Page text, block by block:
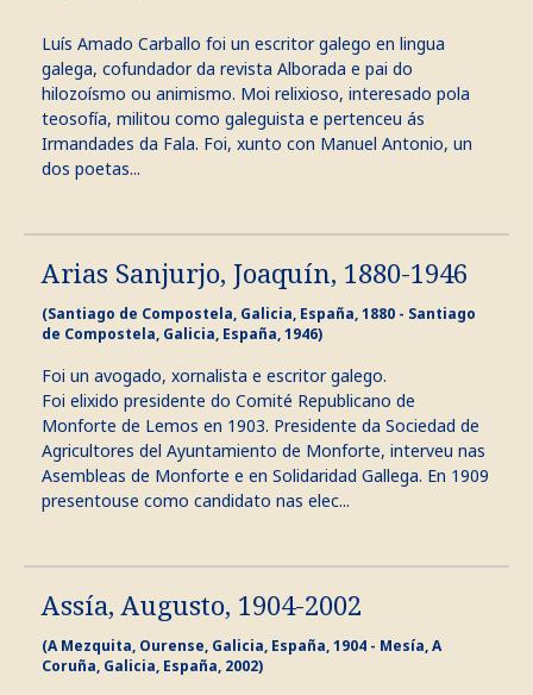
Luís Amado Carballo foi un escritor galego en lingua
galega, cofundador da revista Alborada e pai do
hilozoísmo ou animismo. Moi relixioso, interesado pola
teosofía, militou como galeguista e pertenceu ás
Irmandades da Fala. Foi, xunto con Manuel Antonio, un
dos poetas...
Arias Sanjurjo, Joaquín, 1880-1946
(Santiago de Compostela, Galicia, España, 1880 - Santiago
de Compostela, Galicia, España, 1946)
Foi un avogado, xornalista e escritor galego.
Foi elixido presidente do Comité Republicano de
Monforte de Lemos en 1903. Presidente da Sociedad de
Agricultores del Ayuntamiento de Monforte, interveu nas
Asembleas de Monforte e en Solidaridad Gallega. En 1909
presentouse como candidato nas elec...
Assía, Augusto, 1904-2002
(A Mezquita, Ourense, Galicia, España, 1904 - Mesía, A
Coruña, Galicia, España, 2002)